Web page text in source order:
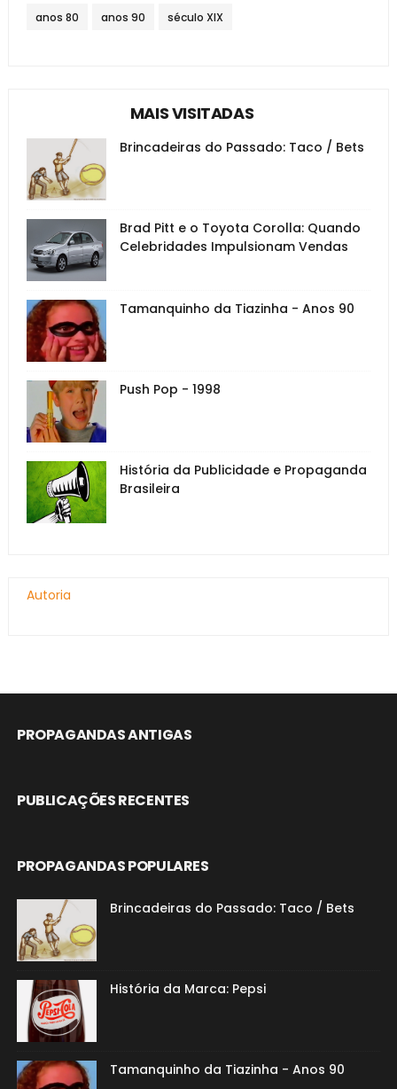
anos 80 anos 90 século XIX
MAIS VISITADAS
Brincadeiras do Passado: Taco / Bets
Brad Pitt e o Toyota Corolla: Quando
Celebridades Impulsionam Vendas
Tamanquinho da Tiazinha - Anos 90
Push Pop - 1998
História da Publicidade e Propaganda
Brasileira
Autoria
PROPAGANDAS ANTIGAS
PUBLICAÇÕES RECENTES
PROPAGANDAS POPULARES
Brincadeiras do Passado: Taco / Bets
História da Marca: Pepsi
Tamanquinho da Tiazinha - Anos 90